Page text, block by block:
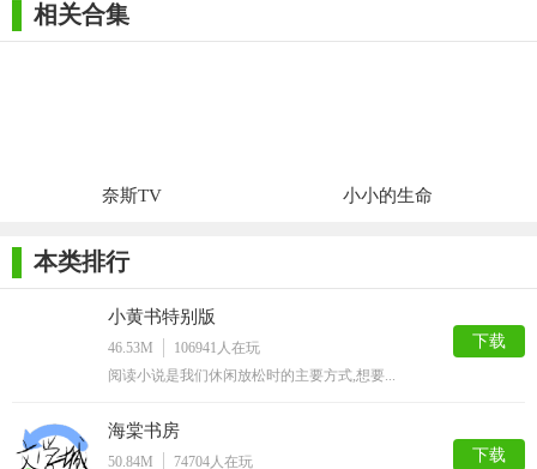
相关合集
奈斯TV 小小的生命
本类排行
小黄书特别版
46.53M 106941 人在玩
阅读小说是我们休闲放松时的主要方式,想要...
下载
海棠书房
50.84M 74704人在玩
下载